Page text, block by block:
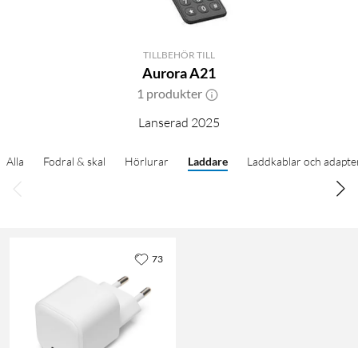
TILLBEHÖR TILL
Aurora A21
1 produkter
Lanserad 2025
Alla Fodral & skal Hörlurar Laddare Laddkablar och
73